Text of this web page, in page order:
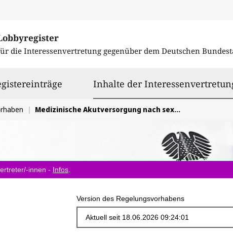
die Interessenvertretung gegenüber dem Deutschen
Inhalte der
Medizinische Akutversorgung nach sexualisierter und körperlicher Gewalt
innen - Infos
Version des Regelungsvorhabens